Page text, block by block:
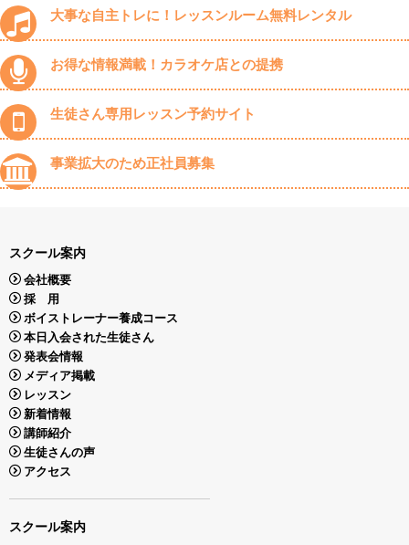
大事な自主トレに！レッスンルーム無料レンタル
お得な情報満載！カラオケ店との提携
生徒さん専用レッスン予約サイト
事業拡大のため正社員募集
スクール案内
会社概要
採 用
ボイストレーナー養成コース
本日入会された生徒さん
発表会情報
メディア掲載
レッスン
新着情報
講師紹介
生徒さんの声
アクセス
スクール案内